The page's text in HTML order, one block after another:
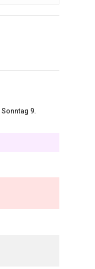
Sonntag 9.